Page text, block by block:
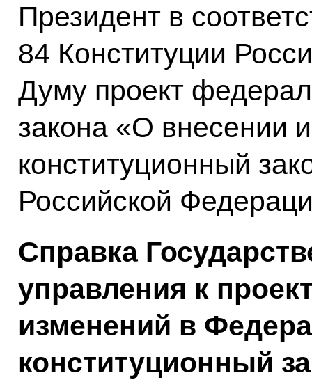
Президент в
84 Конституции
Думу проект
закона «О внесении
конституционный
Российской
Справка
управления к
изменений в
конституционный